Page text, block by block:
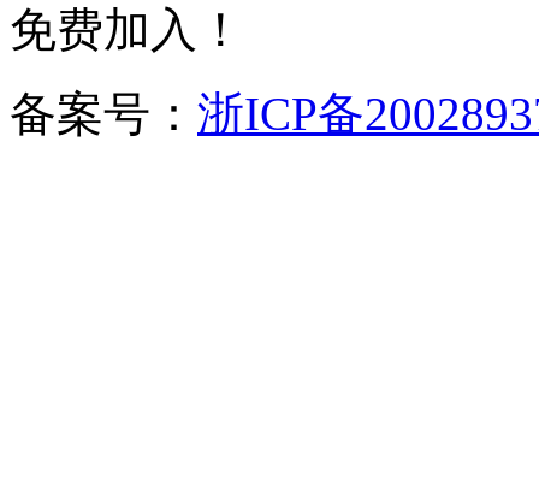
免费加入！
备案号： 浙ICP备